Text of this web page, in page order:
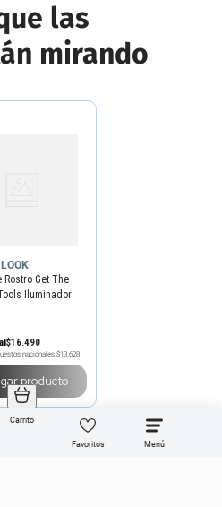
Carrito
Favoritos
las
mirando
Rostro Get The
Iluminador
$16.490
nacionales $13.628
producto